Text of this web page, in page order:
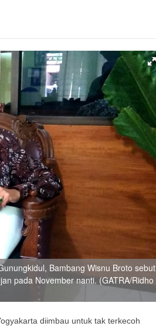
Bambang Wisnu Broto sebut
pada November nanti. (GATRA/Ridho
diimbau untuk tak terkecoh